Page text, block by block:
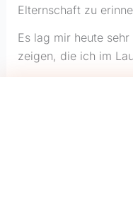
Um Ihnen das bestmögliche
Technologien wie Cookies,
Elternschaft zu
Es lag mir heute
zeigen, die ich im
Häufig gestellte